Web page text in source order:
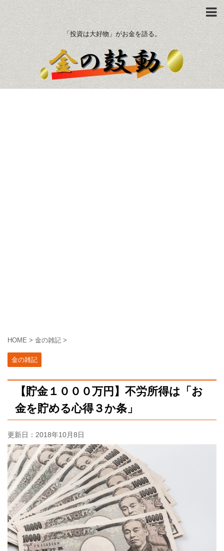
「投資は大好物」がお金を語る。
HOME > 金の雑記 >
金の雑記
【貯金１０００万円】不労所得は「お
金を貯める心得３か条」
更新日： 2018年10月8日